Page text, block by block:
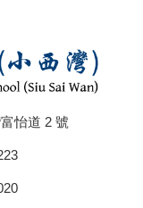
怡道 2 號